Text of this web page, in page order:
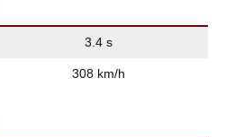
3.4 s
308 km/h